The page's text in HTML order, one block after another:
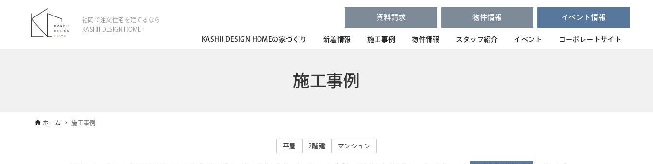
福岡で注文住宅を建てるなら
KASHII DESIGN HOME
資料請求 物件情報 イベント情報
KASHII DESIGN HOMEの家づくり 新着情報 施工事例 物件情報 スタッフ紹介 イベント コーポレートサイト
施工事例
ホーム 施工事例
平屋 2階建 マンション